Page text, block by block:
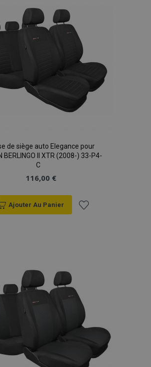
de siège auto Elegance pour
BERLINGO II XTR (2008-) 33-P4-
C
116,00 €
Ajouter Au Panier